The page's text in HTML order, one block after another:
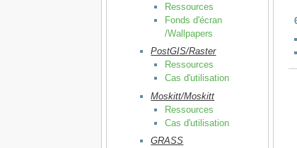
Ressources
Fonds d'écran
/Wallpapers
PostGIS/Raster
Ressources
Cas d'utilisation
Moskitt/Moskitt
Ressources
Cas d'utilisation
GRASS